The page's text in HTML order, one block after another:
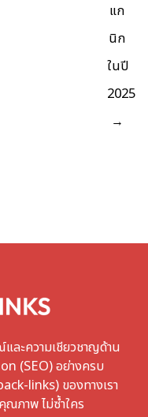
แก
นิก
ในปี
2025
→
ละความเชียวชาญด้าน
(SEO) อย่างครบ
links) ของทางเรา
ภาพ ไม่ซ้ำใคร